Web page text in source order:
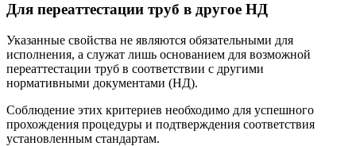
Для переаттестации труб в другое НД
Указанные свойства не являются обязательными для
исполнения, а служат лишь основанием для возможной
переаттестации труб в соответствии с другими
нормативными документами (НД).
Соблюдение этих критериев необходимо для успешного
прохождения процедуры и подтверждения соответствия
установленным стандартам.